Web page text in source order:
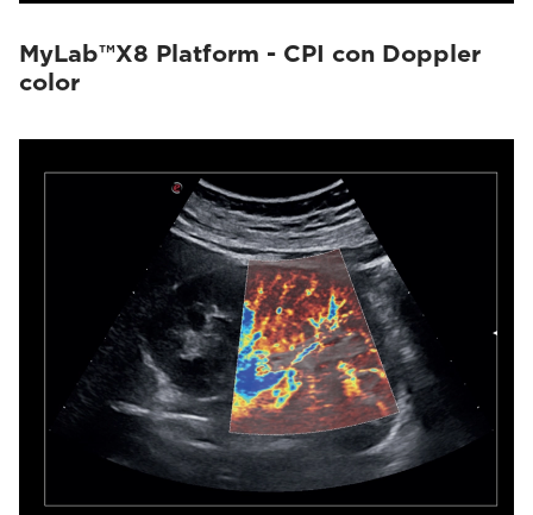
MyLab™X8 Platform - CPI con Doppler
color